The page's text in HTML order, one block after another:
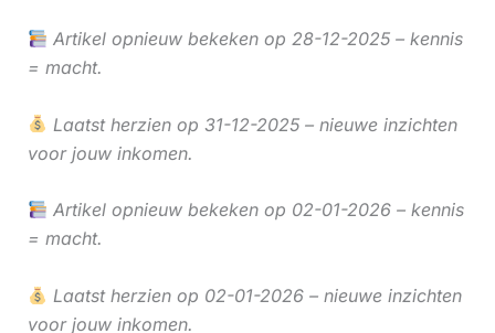
Artikel opnieuw bekeken op 28-12-2025 – kennis
= macht.
Laatst herzien op 31-12-2025 – nieuwe inzichten
voor jouw inkomen.
Artikel opnieuw bekeken op 02-01-2026 – kennis
= macht.
Laatst herzien op 02-01-2026 – nieuwe inzichten
voor jouw inkomen.